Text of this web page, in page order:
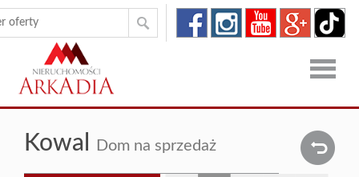
Strona
główna
Oferty
Kowal Dom na sprzedaż